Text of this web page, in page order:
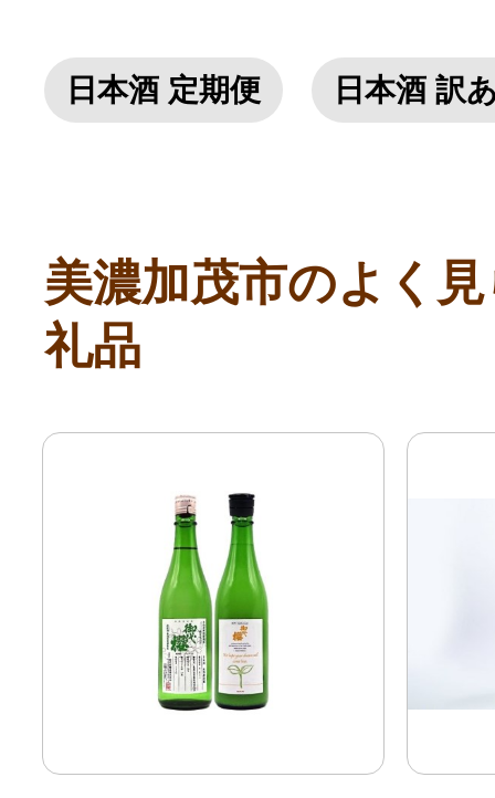
日本酒 定期便 日本酒 訳
美濃加茂市のよく
礼品